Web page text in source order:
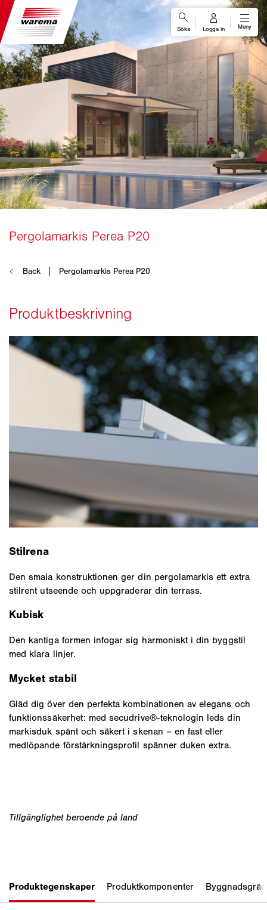
Stilrena
Den smala konstruktionen ger din pergolamarkis ett extra
stilrent utseende och uppgraderar din terrass.
Kubisk
Den kantiga formen infogar sig harmoniskt i din byggstil
med klara linjer.
Mycket stabil
Gläd dig över den perfekta kombinationen av elegans och
funktionssäkerhet: med secudrive®-teknologin leds din
markisduk spänt och säkert i skenan – en fast eller
medlöpande förstärkningsprofil spänner duken extra.